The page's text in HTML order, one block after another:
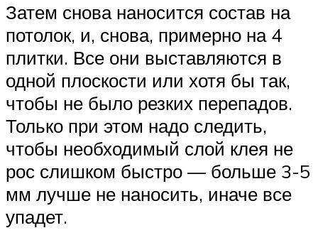
Затем снова наносится состав на
потолок, и, снова, примерно на 4
плитки. Все они выставляются в
одной плоскости или хотя бы так,
чтобы не было резких перепадов.
Только при этом надо следить,
чтобы необходимый слой клея не
рос слишком быстро — больше 3-5
мм лучше не наносить, иначе все
упадет.